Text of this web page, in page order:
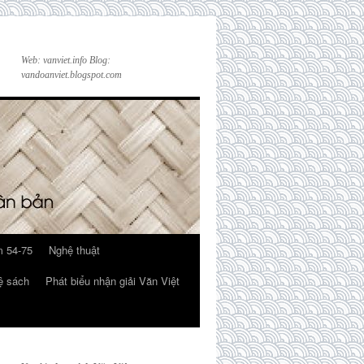
Web: vanviet.info Blog:
vandoanviet.blogspot.com
54-75
Nghệ thuật
sách
Phát biểu nhận giải Văn Việt